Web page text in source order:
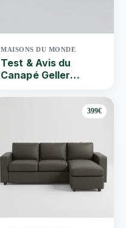
MAISONS DU MONDE
Test & Avis du
Canapé Geller
Que vaut ce Canapé
canape | 2024
399€